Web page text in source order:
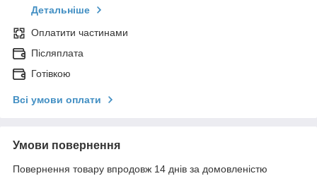
Детальніше
Оплатити частинами
Післяплата
Готівкою
Всі умови оплати
Умови повернення
Повернення товару впродовж 14 днів за домовленістю